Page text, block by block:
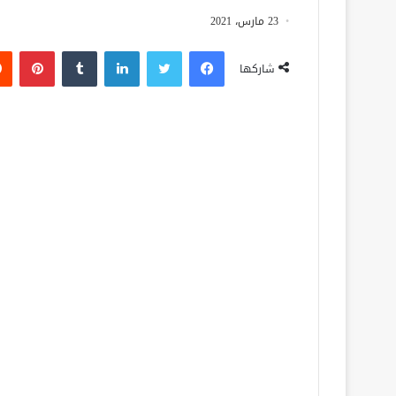
23 مارس، 2021
شاركها
فيسبوك لينكدإن بينتيريست